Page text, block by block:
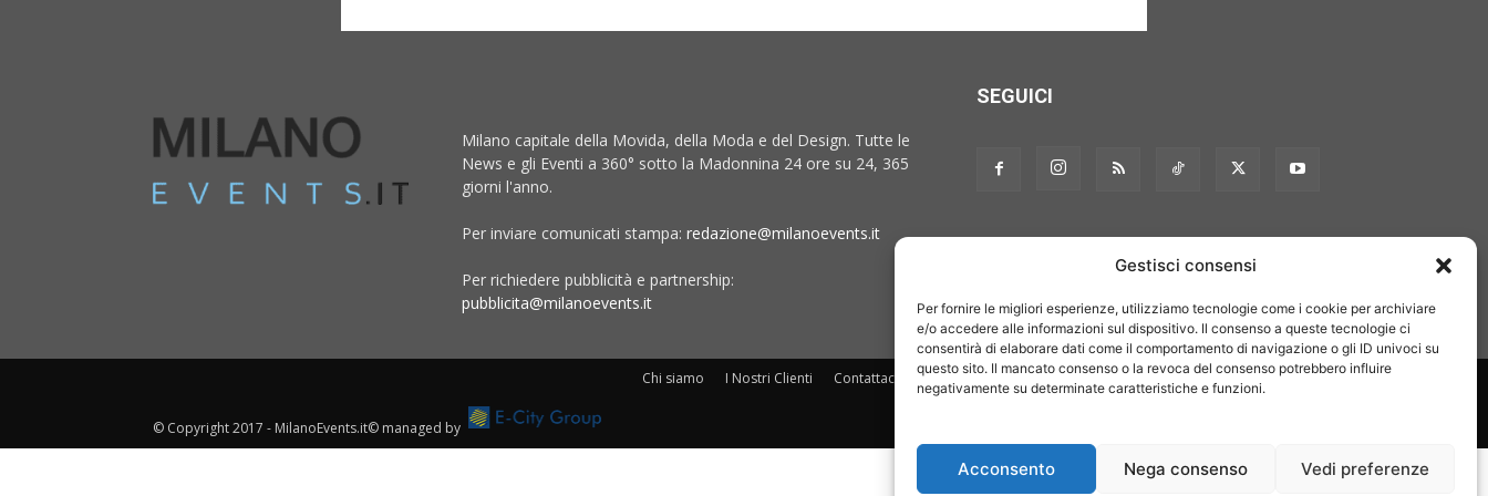
Gestisci consensi
Per fornire le migliori esperienze, utilizziamo tecnologie come i cookie per archiviare
e/o accedere alle informazioni sul dispositivo. Il consenso a queste tecnologie ci
consentirà di elaborare dati come il comportamento di navigazione o gli ID univoci su
questo sito. Il mancato consenso o la revoca del consenso potrebbero influire
negativamente su determinate caratteristiche e funzioni.
Acconsento Nega consenso Vedi preferenze
Milano capitale della Movida, della Moda e del Design. Tutte le
News e gli Eventi a 360° sotto la Madonnina 24 ore su 24, 365
giorni l'anno.
Per inviare comunicati stampa: redazione@milanoevents.it
Per richiedere pubblicità e partnership:
pubblicita@milanoevents.it
SEGUICI
Chi siamo I Nostri Clienti Contattaci Collabora con noi Pubblicità Privacy policy Linee editoriali
© Copyright 2017 - MilanoEvents.it© managed by